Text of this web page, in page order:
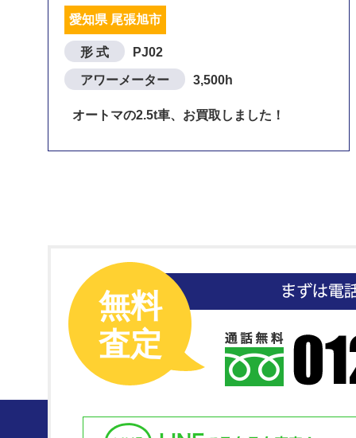
愛知県 尾張旭市
形 式 PJ02
アワーメーター 3,500h
オートマの2.5t車、お買取しました！
無料
査定